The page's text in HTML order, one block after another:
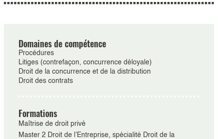
Domaines de compétence
Procédures
Litiges (contrefaçon, concurrence déloyale)
Droit de la concurrence et de la distribution
Droit des contrats
Formations
Maîtrise de droit privé
Master 2 Droit de l’Entreprise, spécialité Droit de la